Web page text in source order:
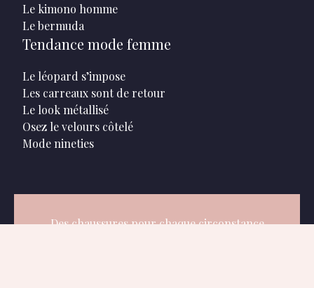
Le kimono homme
Le bermuda
Tendance mode femme
Le léopard s’impose
Les carreaux sont de retour
Le look métallisé
Osez le velours côtelé
Mode nineties
Des chaussures pour chaque circonstance